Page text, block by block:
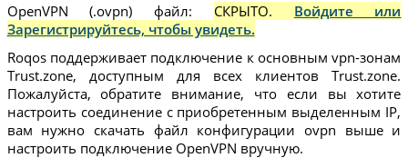
OpenVPN (.ovpn) файл:
СКРЫТО. Войдите или
Зарегистрируйтесь, чтобы увидеть.
Roqos поддерживает подключение к основным vpn-зонам
Trust.zone, доступным для всех клиентов Trust.zone.
Пожалуйста, обратите внимание, что если вы хотите
настроить соединение с приобретенным выделенным IP,
вам нужно скачать файл конфигурации ovpn выше и
настроить подключение OpenVPN вручную.